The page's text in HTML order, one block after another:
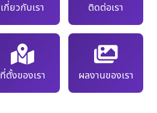
เกี่ยวกับเรา ติดต่อเรา
ที่ตั้งของเรา ผลงานของเรา